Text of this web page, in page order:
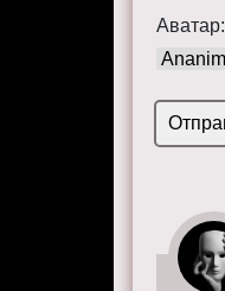
Аватар: